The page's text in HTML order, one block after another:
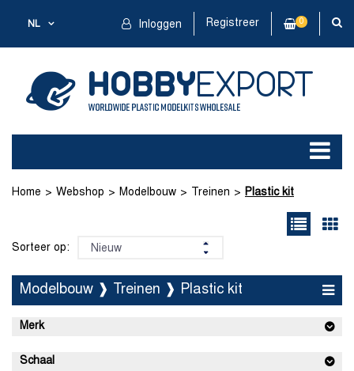
NL Inloggen Registreer 0
Home Webshop Modelbouw Treinen Plastic kit
Sorteer op:
Modelbouw ❱ Treinen ❱ Plastic kit
Merk
Schaal